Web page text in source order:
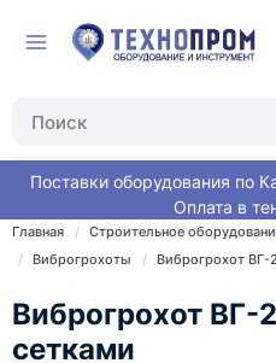
Поставки оборудования по
Оплата в
Главная Строительное
Виброгрохоты
Виброгрохот ВГ-
Виброгрохот ВГ-
сетками